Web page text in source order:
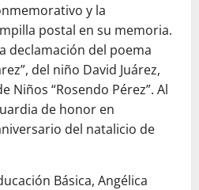
y la
postal en su memoria.
declamación del poema
del niño David Juárez,
Niños “Rosendo Pérez”. Al
de honor en
del natalicio de
Básica, Angélica